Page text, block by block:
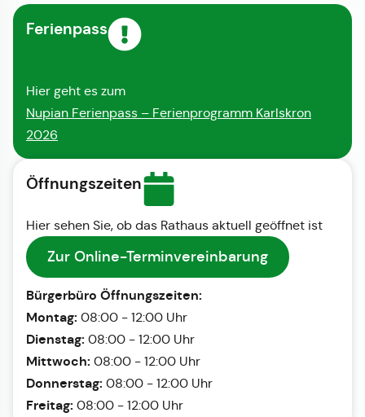
Ferienpass
Hier geht es zum
Nupian Ferienpass – Ferienprogramm Karlskron
2026
Öffnungszeiten
Hier sehen Sie, ob das Rathaus aktuell geöffnet ist
Zur Online-Terminvereinbarung
Bürgerbüro Öffnungszeiten:
Montag: 08:00 - 12:00 Uhr
Dienstag: 08:00 - 12:00 Uhr
Mittwoch: 08:00 - 12:00 Uhr
Donnerstag: 08:00 - 12:00 Uhr
Freitag: 08:00 - 12:00 Uhr